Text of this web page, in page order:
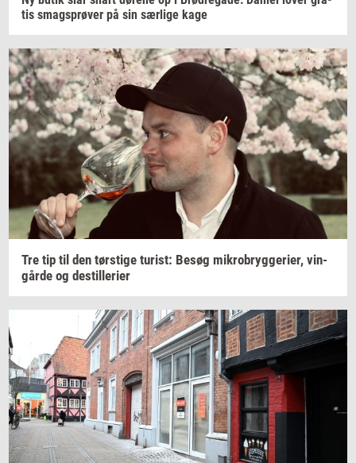
tis smags­prø­ver på sin sær­li­ge kage
Tre tip til den tørsti­ge turist: Besøg mi­kro­bryg­ge­ri­er, vin­
går­de og destil­le­ri­er